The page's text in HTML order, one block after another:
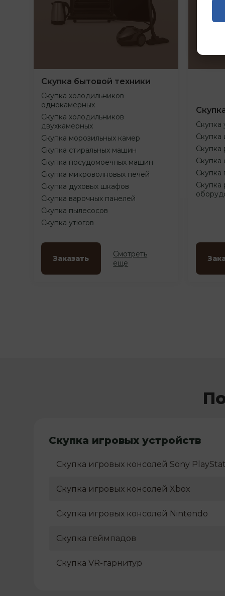
Скупка бытовой техники
Скупка холодильников
однокамерных
Скупка холодильников
двухкамерных
Скупка морозильных камер
Скупка стиральных машин
Скупка посудомоечных машин
Скупка микроволновых печей
Скупка духовых шкафов
Скупка варочных панелей
Скупка пылесосов
Скупка утюгов
Заказать
Смотреть
еще
Скупка
Скупка
Скупка
Скупка
Скупка
Скупка
Скупка игровых устройств
Скупка игровых консолей Sony
Скупка игровых консолей Xbox
Скупка игровых консолей Nintendo
Скупка геймпадов
Скупка VR-гарнитур